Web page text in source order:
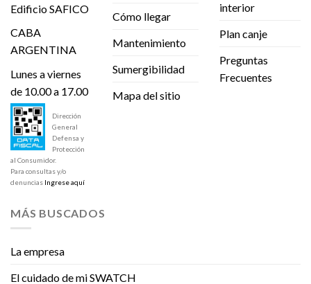
Edificio SAFICO
CABA
ARGENTINA
Lunes a viernes
de 10.00 a 17.00
Dirección
General
Defensa y
Protección
al Consumidor.
Para consultas y/o
denuncias Ingrese aquí
Cómo llegar
Mantenimiento
Sumergibilidad
Mapa del sitio
interior
Plan canje
Preguntas
Frecuentes
MÁS BUSCADOS
La empresa
El cuidado de mi SWATCH